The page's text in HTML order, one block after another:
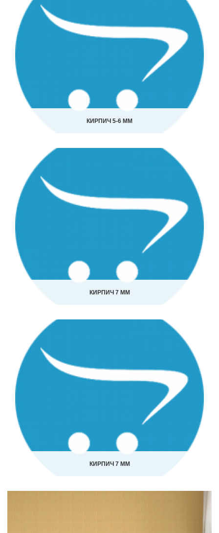
КИРПИЧ 5-6 ММ
КИРПИЧ 7 ММ
КИРПИЧ 7 ММ